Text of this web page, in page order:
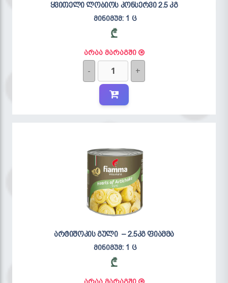
ყვითელი ლობიოს კონსერვი 2.5 კგ
მინიმუმ: 1 ც
₾
არაა მარაგში
- +
არტიშოკის გული – 2.5კგ ფიამმა
მინიმუმ: 1 ც
₾
არაა მარაგში